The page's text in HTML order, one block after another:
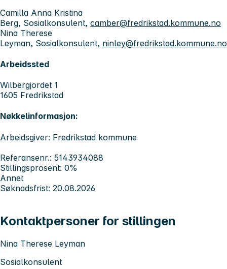
Camilla Anna Kristina
Berg, Sosialkonsulent, camber@fredrikstad.kommune.no
Nina Therese
Leyman, Sosialkonsulent, ninley@fredrikstad.kommune.no
Arbeidssted
Wilbergjordet 1
1605 Fredrikstad
Nøkkelinformasjon:
Arbeidsgiver: Fredrikstad kommune
Referansenr.: 5143934088
Stillingsprosent: 0%
Annet
Søknadsfrist: 20.08.2026
Kontaktpersoner for stillingen
Nina Therese Leyman
Sosialkonsulent